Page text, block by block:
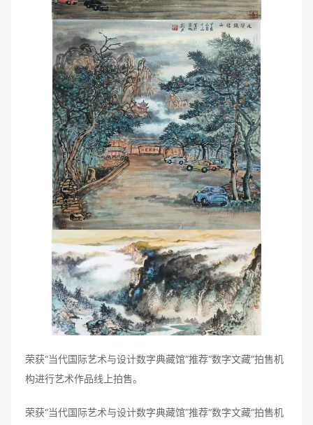
荣获“当代国际艺术与设计数字典藏馆”推荐“数字文藏“拍售机
构进行艺术作品线上拍售。
荣获“当代国际艺术与设计数字典藏馆”推荐“数字文藏“拍售机